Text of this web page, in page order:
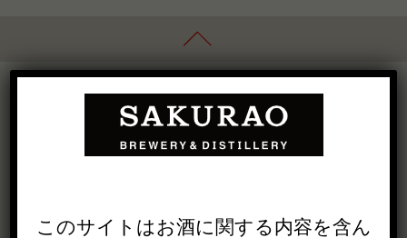
このサイトは お酒に関する内容を含ん